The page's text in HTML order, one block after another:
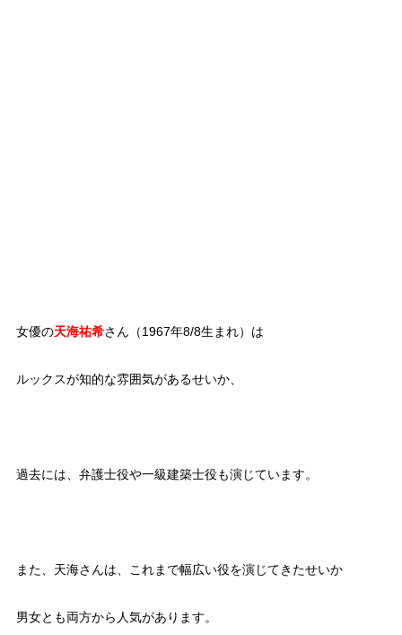
女優の天海祐希さん（1967年8/8生まれ）は
ルックスが知的な雰囲気があるせいか、
過去には、弁護士役や一級建築士役も演じています。
また、天海さんは、これまで幅広い役を演じてきたせいか
男女とも両方から人気があります。